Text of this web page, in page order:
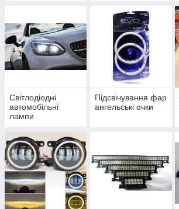
Світлодіодні
автомобільні
лампи
Підсвічування фар
ангельські очки